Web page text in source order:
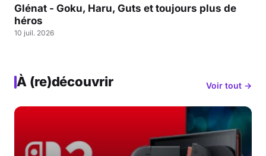
Glénat - Goku, Haru, Guts et toujours plus de
héros
10 juil. 2026
À (re)découvrir Voir tout →